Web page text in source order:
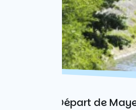
Jour 1 : Départ de